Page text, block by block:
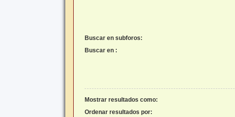
Buscar en subforos:
Buscar en :
Mostrar resultados como:
Ordenar resultados por: